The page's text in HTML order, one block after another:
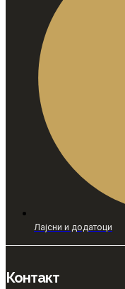
Лајсни и додатоци
Контакт